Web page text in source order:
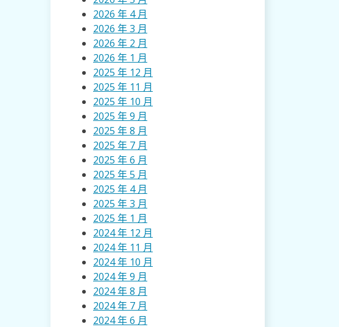
2026 年 4 月
2026 年 3 月
2026 年 2 月
2026 年 1 月
2025 年 12 月
2025 年 11 月
2025 年 10 月
2025 年 9 月
2025 年 8 月
2025 年 7 月
2025 年 6 月
2025 年 5 月
2025 年 4 月
2025 年 3 月
2025 年 1 月
2024 年 12 月
2024 年 11 月
2024 年 10 月
2024 年 9 月
2024 年 8 月
2024 年 7 月
2024 年 6 月